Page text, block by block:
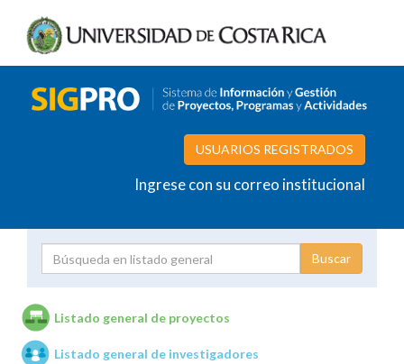
USUARIOS REGISTRADOS
Ingrese con su correo institucional
Unidades de investigación
Listado general de proyectos
Listado general de investigadores